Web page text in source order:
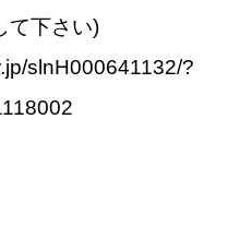
て下さい)
slnH000641132/?